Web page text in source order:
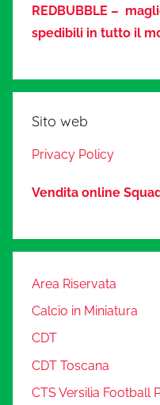
REDBUBBLE –
spedibili in tutto il
Sito web
Privacy Policy
Vendita online
Area Riservata
Calcio in Miniatura
CDT
CDT Toscana
CTS Versilia Football